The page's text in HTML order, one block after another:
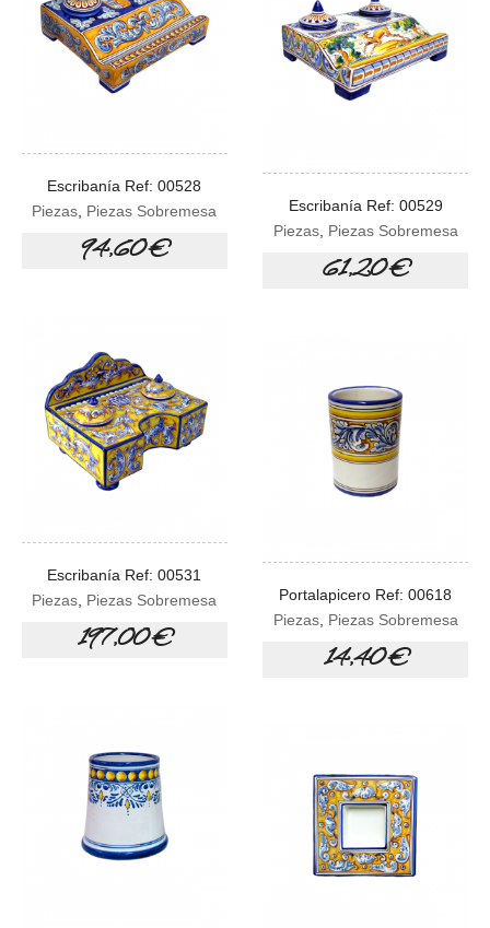
Escribanía Ref: 00528
Piezas Piezas Sobremesa
94,60 €
Escribanía Ref: 00529
Piezas, Piezas Sobremesa
61,20 €
Escribanía Ref: 00531
Piezas Piezas Sobremesa
197,00 €
Portalapicero Ref: 00618
Piezas, Piezas Sobremesa
14,40 €